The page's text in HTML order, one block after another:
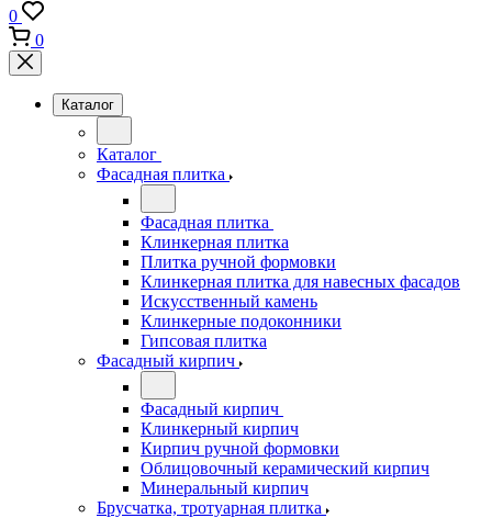
0
0
Каталог
Каталог
Фасадная плитка
Фасадная плитка
Клинкерная плитка
Плитка ручной формовки
Клинкерная плитка для навесных фасадов
Искусственный камень
Клинкерные подоконники
Гипсовая плитка
Фасадный кирпич
Фасадный кирпич
Клинкерный кирпич
Кирпич ручной формовки
Облицовочный керамический кирпич
Минеральный кирпич
Брусчатка, тротуарная плитка